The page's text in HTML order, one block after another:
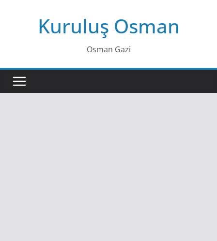
Kuruluş Osman
Osman Gazi